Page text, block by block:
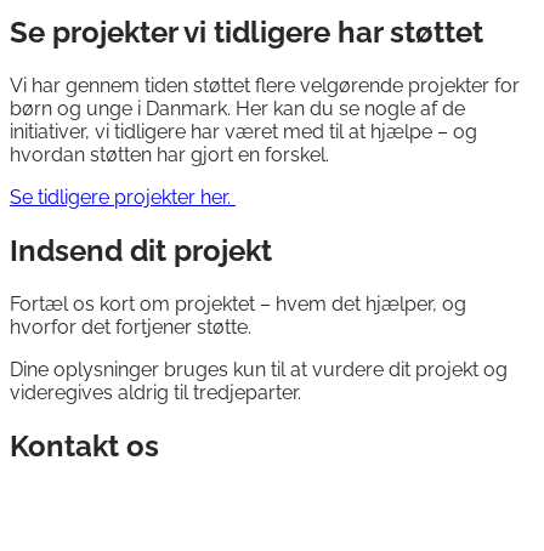
Se projekter vi tidligere har støttet
Vi har gennem tiden støttet flere velgørende projekter for
børn og unge i Danmark. Her kan du se nogle af de
initiativer, vi tidligere har været med til at hjælpe – og
hvordan støtten har gjort en forskel.
Se tidligere projekter her.
Indsend dit projekt
Fortæl os kort om projektet – hvem det hjælper, og
hvorfor det fortjener støtte.
Dine oplysninger bruges kun til at vurdere dit projekt og
videregives aldrig til tredjeparter.
Kontakt os